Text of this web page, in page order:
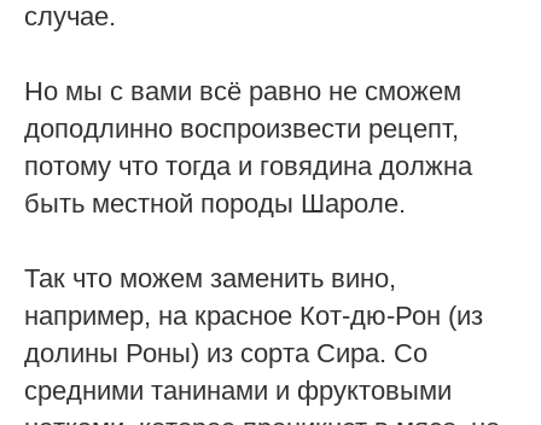
случае.
Но мы с вами всё равно не сможем
доподлинно воспроизвести рецепт,
потому что тогда и говядина должна
быть местной породы Шароле.
Так что можем заменить вино,
например, на красное Кот-дю-Рон (из
долины Роны) из сорта Сира. Со
средними танинами и фруктовыми